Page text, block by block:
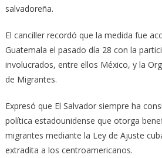
salvadoreña.
El canciller recordó que la medida fue
Guatemala el pasado día 28 con la
involucrados, entre ellos México, y la
de Migrantes.
Expresó que El Salvador siempre ha
política estadounidense que otorga
migrantes mediante la Ley de Ajuste
extradita a los centroamericanos.